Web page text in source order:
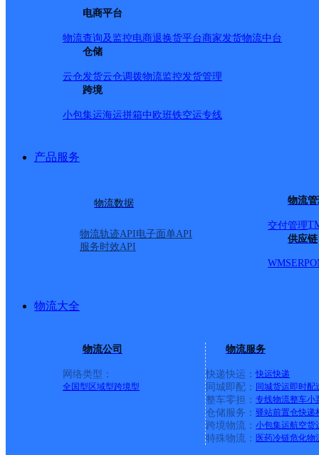
电商平台
物流查询及监控电商退换货平台商家发货物流中台
仓储
云仓发货云仓调拨物流监控发货管理
跨境
小包集运海运拼箱中欧班铁空运专线
产品服务
物流数据
物流轨迹API电子面单API
服务时效API
物流
交付管理
供应链
WMSERP
物流大全
物流公司
网络类型：
全国型 区域型跨境型
物流服务
快递快运： 快运快递
同城即配： 同城货运即时配
整车零担： 专线物流整车小
仓储服务： 驿站前置仓快递
跨境物流： 小包集运航空货
特殊物流： 医药冷链危化物
网点地址：东西大街226号
网点负责人：